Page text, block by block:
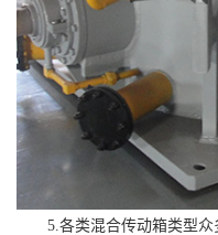
5.各类混合传动箱类型